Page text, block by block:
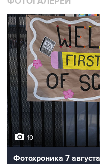
10
Фотохроника 7 августа